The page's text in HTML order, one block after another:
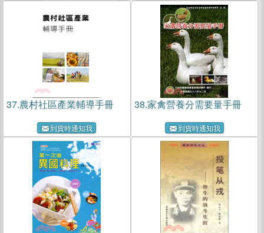
37.農村社區產業輔導手冊
到貨時通知我
38.家禽營養分需要量手冊
到貨時通知我